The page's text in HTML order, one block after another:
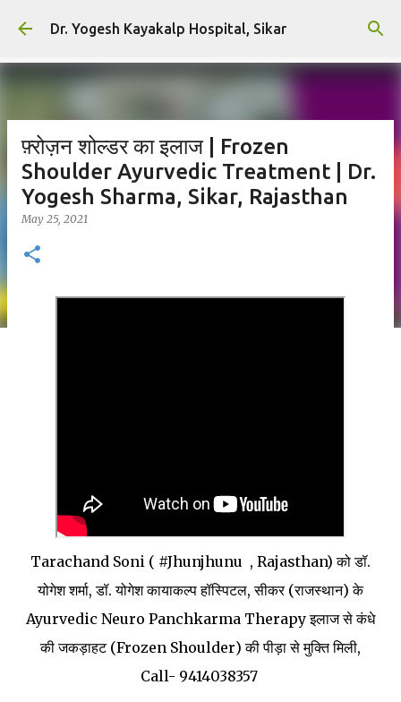
Skip to main content
Dr. Yogesh Kayakalp Hospital, Sikar
फ़्रोज़न शोल्डर का इलाज | Frozen
Shoulder Ayurvedic Treatment | Dr.
Yogesh Sharma, Sikar, Rajasthan
May 25, 2021
Tarachand Soni ( #Jhunjhunu , Rajasthan) को डॉ.
योगेश शर्मा, डॉ. योगेश कायाकल्प हॉस्पिटल, सीकर (राजस्थान) के
Ayurvedic Neuro Panchkarma Therapy इलाज से कंधे
की जकड़ाहट (Frozen Shoulder) की पीड़ा से मुक्ति मिली,
Call- 9414038357